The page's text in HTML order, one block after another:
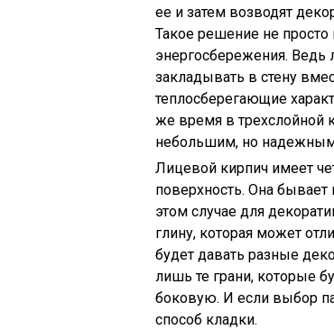
ее и затем возводят
Такое решение не просто
энергосбережения. Ведь
закладывать в стену
теплосберегающие
же время в трехслойной
небольшим, но надежным
Лицевой кирпич имеет
поверхность. Она
этом случае для
глину, которая может
будет давать разные
лишь те грани, которые
боковую. И если выбор
способ кладки.